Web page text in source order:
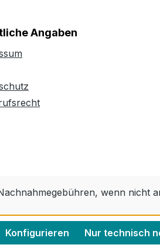
Angaben
wenn nicht
Nur technisch
Konfigurieren